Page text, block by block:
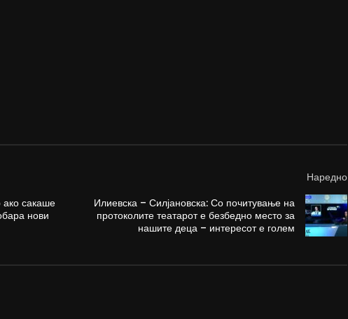
сакаше
нови
Наредно
Илиевска – Силјановска: Со почитување на
протоколите театарот е безбедно место за
нашите деца – интересот е голем